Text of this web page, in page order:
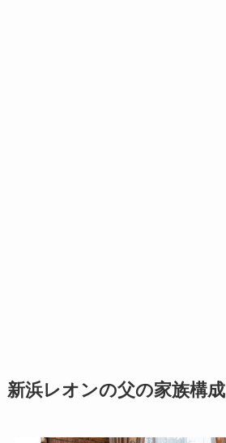
新浜レオンの父の家族構成